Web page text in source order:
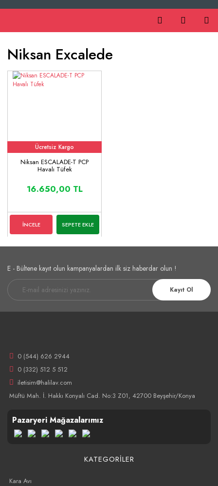
Niksan Excalede
Ücretsiz Kargo
Niksan ESCALADE-T PCP
Havalı Tüfek
16.650,00 TL
İNCELE SEPETE EKLE
E - Bültene kayıt olun kampanyalardan ilk siz haberdar olun !
Kayıt Ol
0 (544) 626 2944
0 (332) 512 5 512
iletisim@halilav.com
Müftü Mah. İ. Hakkı Konyalı Cad. No:3 Z01, 42700 Beyşehir/Konya
Pazaryeri Mağazalarımız
KATEGORİLER
Kara Avı